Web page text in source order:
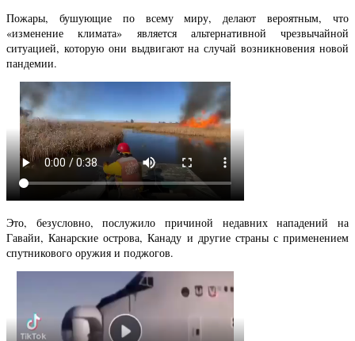
Пожары, бушующие по всему миру, делают вероятным, что
«изменение климата» является альтернативной чрезвычайной
ситуацией, которую они выдвигают на случай возникновения новой
пандемии.
Это, безусловно, послужило причиной недавних нападений на
Гавайи, Канарские острова, Канаду и другие страны с применением
спутникового оружия и поджогов.